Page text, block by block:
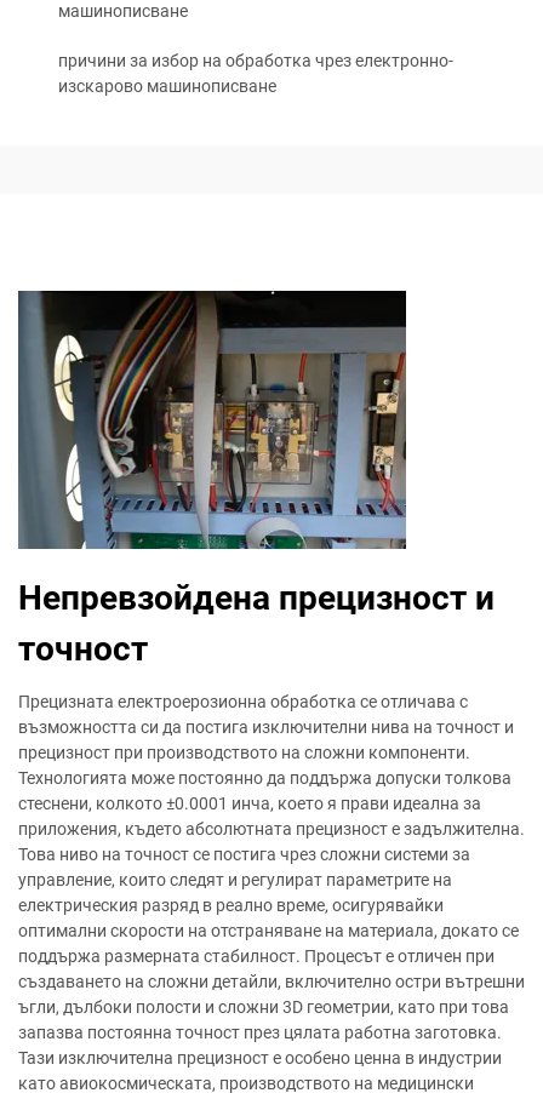
машинописване
причини за избор на обработка чрез електронно-
изскарово машинописване
Непревзойдена прецизност и
точност
Прецизната електроерозионна обработка се отличава с
възможността си да постига изключителни нива на точност и
прецизност при производството на сложни компоненти.
Технологията може постоянно да поддържа допуски толкова
стеснени, колкото ±0.0001 инча, което я прави идеална за
приложения, където абсолютната прецизност е задължителна.
Това ниво на точност се постига чрез сложни системи за
управление, които следят и регулират параметрите на
електрическия разряд в реално време, осигурявайки
оптимални скорости на отстраняване на материала, докато се
поддържа размерната стабилност. Процесът е отличен при
създаването на сложни детайли, включително остри вътрешни
ъгли, дълбоки полости и сложни 3D геометрии, като при това
запазва постоянна точност през цялата работна заготовка.
Тази изключителна прецизност е особено ценна в индустрии
като авиокосмическата, производството на медицински